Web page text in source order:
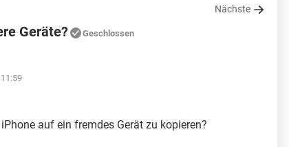
Nächste
Geräte? Geschlossen
auf ein fremdes Gerät zu kopieren?